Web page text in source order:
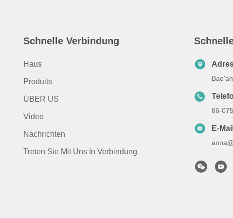
Schnelle Verbindung
Haus
Produits
ÜBER US
Video
Nachrichten
Treten Sie Mit Uns In Verbindung
86-
E-Mail